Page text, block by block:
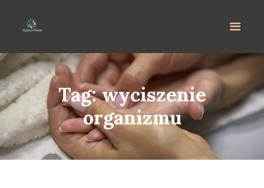
Tag: wyciszenie
organizmu